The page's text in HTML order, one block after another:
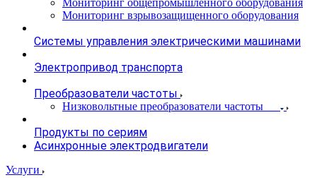
Мониторинг общепромышленного оборудования
Мониторинг взрывозащищенного оборудования
Системы управления электрическими машинами
Электропривод транспорта
Преобразователи частоты
Низковольтные преобразователи частоты
Продукты по сериям
Асинхронные электродвигатели
Услуги